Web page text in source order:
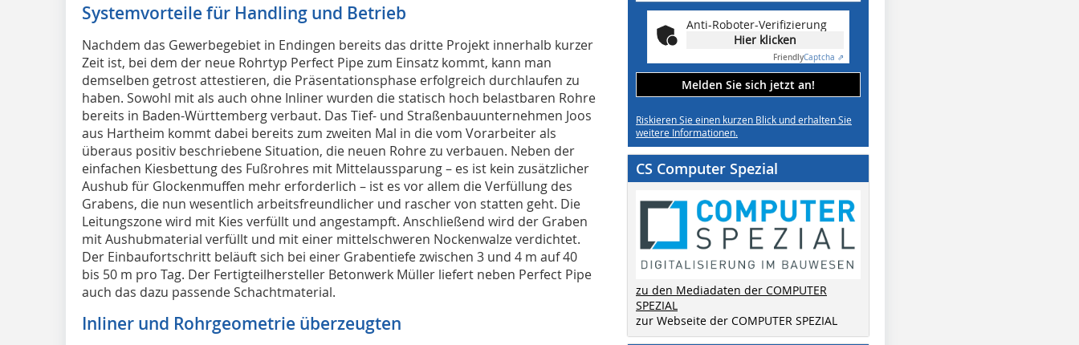
Systemvorteile für Handling und Betrieb
Nachdem das Gewerbegebiet in Endingen bereits das dritte Projekt innerhalb kurzer
Zeit ist, bei dem der neue Rohrtyp Perfect Pipe zum Einsatz kommt, kann man
demselben getrost attestieren, die Präsentationsphase erfolgreich durchlaufen zu
haben. Sowohl mit als auch ohne Inliner wurden die statisch hoch belastbaren Rohre
bereits in Baden-Württemberg verbaut. Das Tief- und Straßenbauunternehmen Joos
aus Hartheim kommt dabei bereits zum zweiten Mal in die vom Vorarbeiter als
überaus positiv beschriebene Situation, die neuen Rohre zu verbauen. Neben der
einfachen Kiesbettung des Fußrohres mit Mittelaussparung – es ist kein zusätzlicher
Aushub für Glockenmuffen mehr erforderlich – ist es vor allem die Verfüllung des
Grabens, die nun wesentlich arbeitsfreundlicher und rascher von statten geht. Die
Leitungszone wird mit Kies verfüllt und angestampft. Anschließend wird der Graben
mit Aushubmaterial verfüllt und mit einer mittelschweren Nockenwalze verdichtet.
Der Einbaufortschritt beläuft sich bei einer Grabentiefe zwischen 3 und 4 m auf 40
bis 50 m pro Tag. Der Fertigteilhersteller Betonwerk Müller liefert neben Perfect Pipe
auch das dazu passende Schachtmaterial.
Inliner und Rohrgeometrie überzeugten
Anti-Roboter-Verifizierung
Hier klicken
FriendlyCaptcha ⇗
Melden Sie sich jetzt an!
Riskieren Sie einen kurzen Blick und erhalten Sie
weitere Informationen.
CS Computer Spezial
zu den Mediadaten der COMPUTER
SPEZIAL
zur Webseite der COMPUTER SPEZIAL